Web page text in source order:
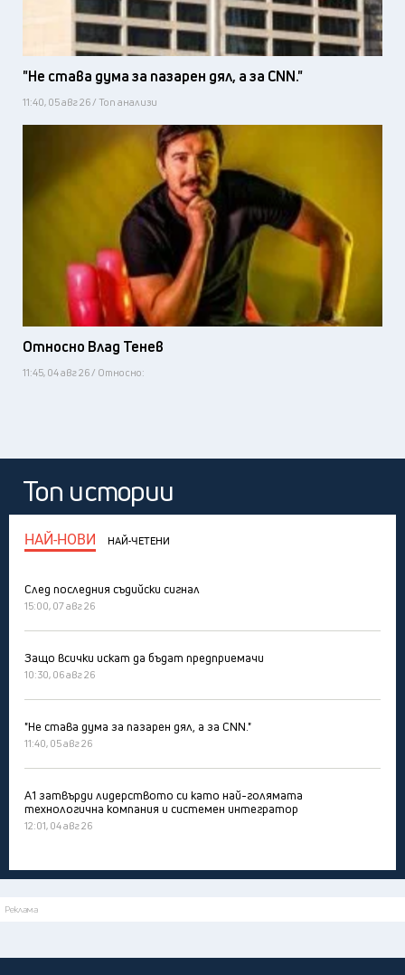
"Не става дума за пазарен дял, а за CNN."
11:40, 05 авг 26 / Топ анализи
Относно Влад Тенев
11:45, 04 авг 26 / Относно:
Топ истории
НАЙ-НОВИ НАЙ-ЧЕТЕНИ
След последния съдийски сигнал
15:00, 07 авг 26
Защо всички искат да бъдат предприемачи
10:30, 06 авг 26
"Не става дума за пазарен дял, а за CNN."
11:40, 05 авг 26
А1 затвърди лидерството си като най-голямата
технологична компания и системен интегратор
12:01, 04 авг 26
Реклама